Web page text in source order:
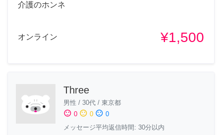
介護のホンネ
オンライン ¥1,500
Three
男性 / 30代 / 東京都
sentiment_satisfied 0 sentiment_neutral 0 sentiment_dissatisfied 0
メッセージ平均返信時間: 30分以内